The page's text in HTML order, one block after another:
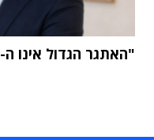
"האתגר הגדול אינו ה-AI אלא הטמעתה בארגון"